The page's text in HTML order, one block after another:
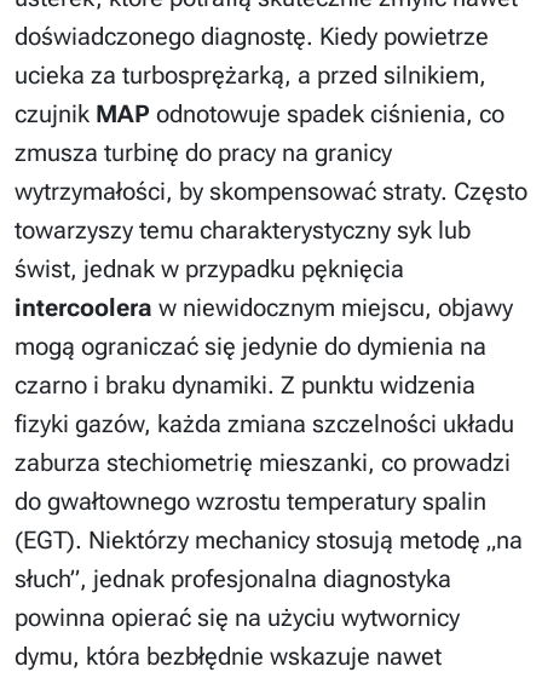
doświadczonego diagnostę. Kiedy powietrze
ucieka za turbosprężarką, a przed silnikiem,
czujnik MAP odnotowuje spadek ciśnienia, co
zmusza turbinę do pracy na granicy
wytrzymałości, by skompensować straty. Często
towarzyszy temu charakterystyczny syk lub
świst, jednak w przypadku pęknięcia
intercoolera w niewidocznym miejscu, objawy
mogą ograniczać się jedynie do dymienia na
czarno i braku dynamiki. Z punktu widzenia
fizyki gazów, każda zmiana szczelności układu
zaburza stechiometrię mieszanki, co prowadzi
do gwałtownego wzrostu temperatury spalin
(EGT). Niektórzy mechanicy stosują metodę „na
słuch”, jednak profesjonalna diagnostyka
powinna opierać się na użyciu wytwornicy
dymu, która bezbłędnie wskazuje nawet